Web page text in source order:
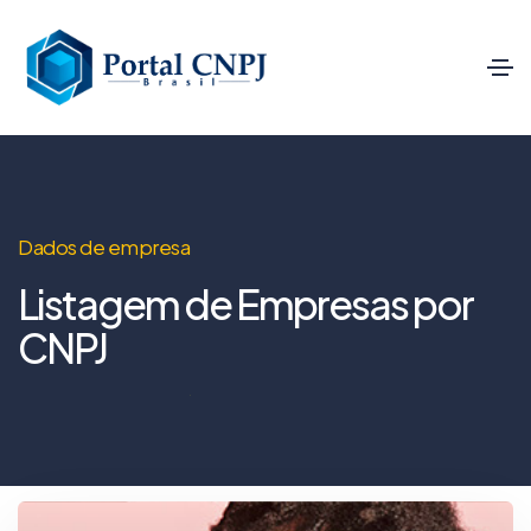
Dados de empresa
Listagem de Empresas por
CNPJ